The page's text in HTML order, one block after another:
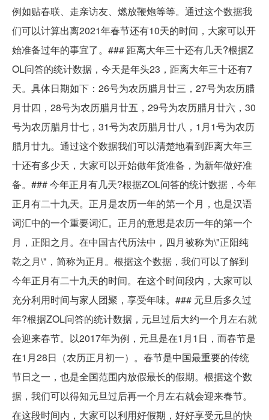
例如贴春联、走亲访友、燃放鞭炮等等。通过这个数据我
们可以计算出离2021年春节还有10天的时间，大家可以开
始准备过年的事宜了。### 距离大年三十还有几天?根据Z
OL问答的统计数据，今天是年头23，距离大年三十还有7
天。具体日期如下：26号为农历腊月廿三，27号为农历腊
月廿四，28号为农历腊月廿五，29号为农历腊月廿六，30
号为农历腊月廿七，31号为农历腊月廿八，1月1号为农历
腊月廿九。通过这个数据我们可以清楚地看到距离大年三
十还有多少天，大家可以开始做年货准备，为新年做好准
备。### 今年正月有几天?根据ZOL问答的统计数据，今年
正月有二十九天。正月是农历一年的第一个月，也是汉语
词汇中的一个重要词汇。正月的意思是农历一年的第一个
月，正阳之月。在中国古代历法中，四月被称为\"正阳纯
乾之月\"，简称为正月。根据这个数据，我们可以了解到
今年正月有二十九天的时间。在这个时间段内，大家可以
充分利用时间与家人团聚，享受年味。### 元旦后多久过
年?根据ZOL问答的统计数据，元旦过后大约一个月左右就
会迎来春节。以2017年为例，元旦是在1月1日，而春节是
在1月28日（农历正月初一）。春节是中国最重要的传统
节日之一，也是全国范围内放假最长的假期。根据这个数
据，我们可以得知元旦过后再一个月左右就会迎来春节。
在这段时间内，大家可以利用好假期，好好享受元旦的快